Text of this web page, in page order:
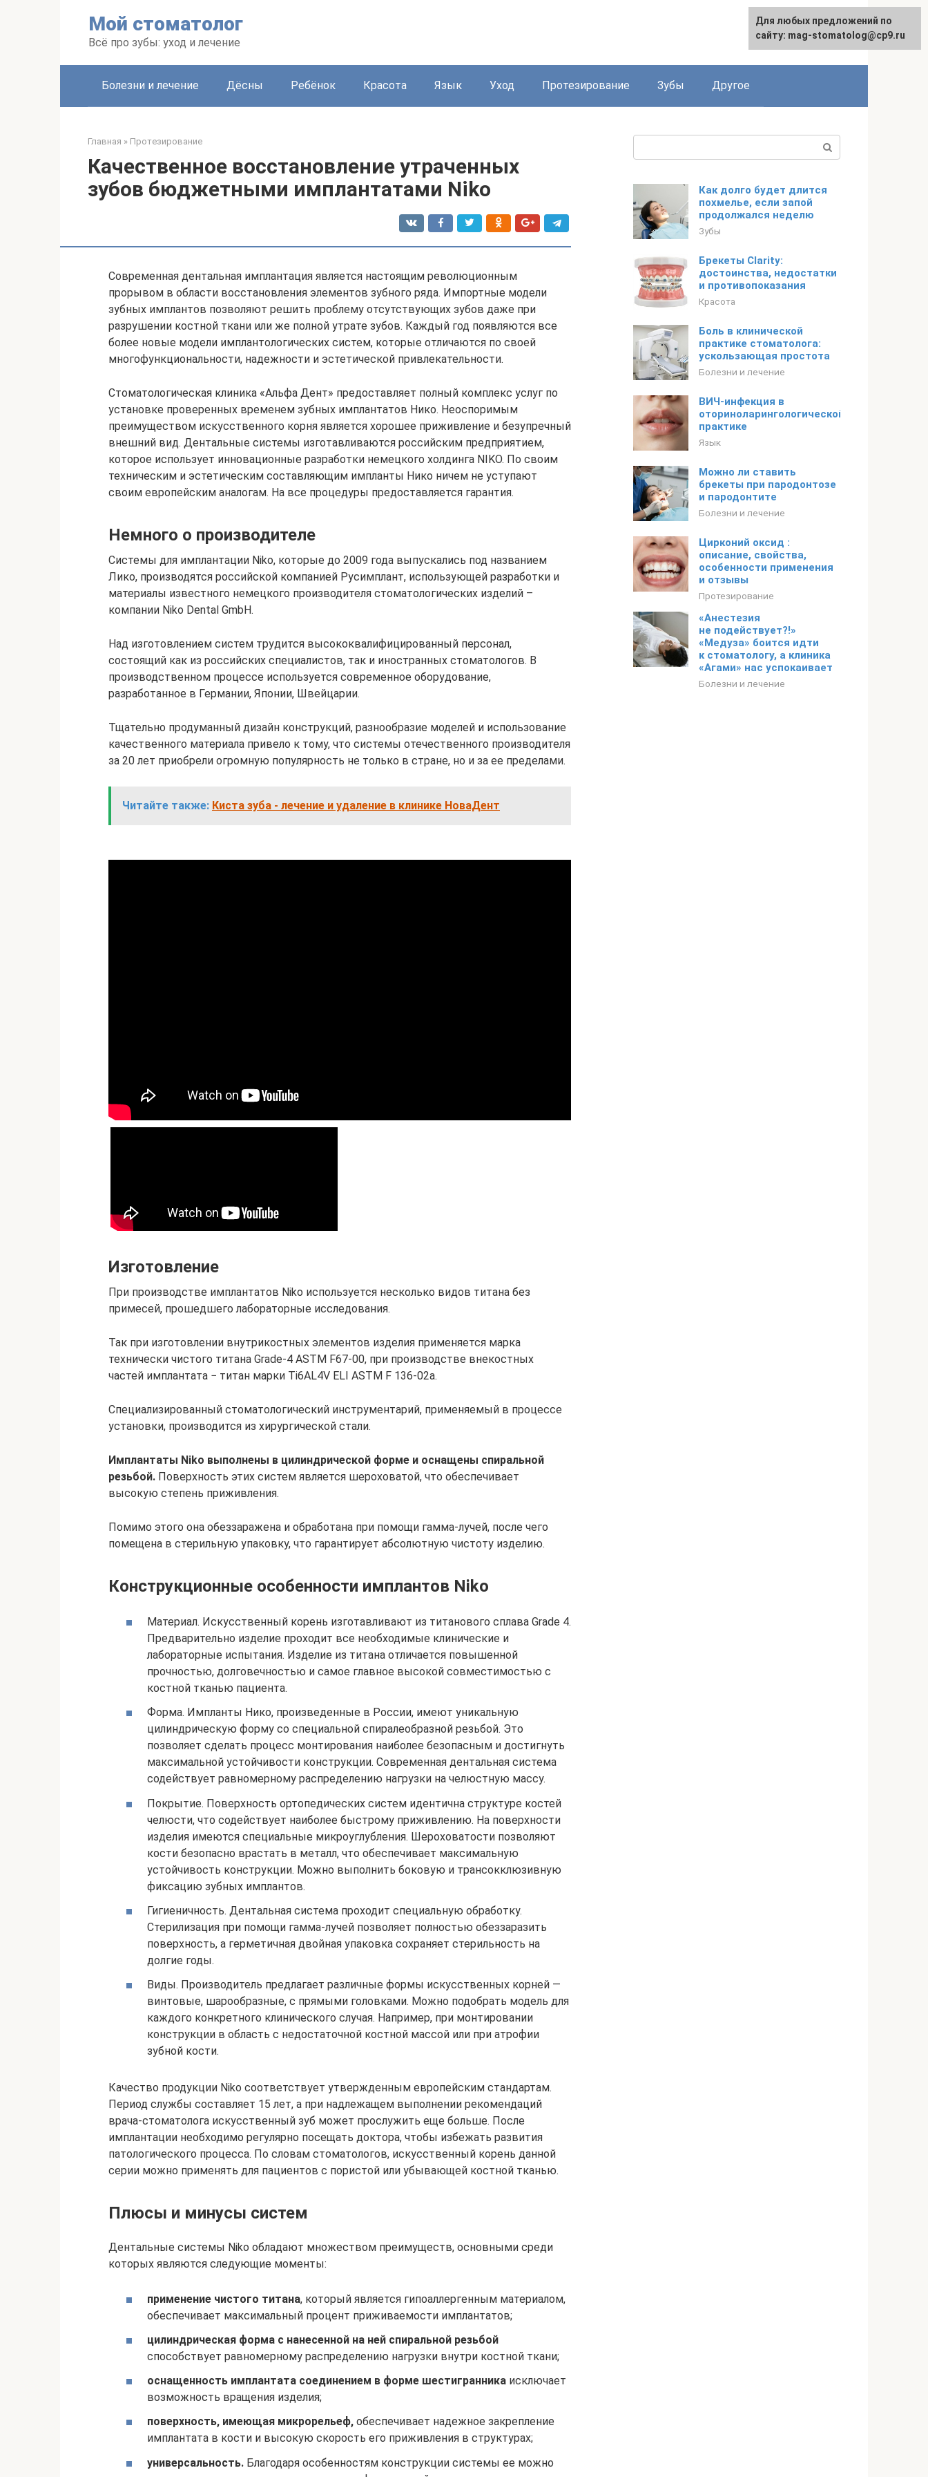
Мой стоматолог
Всё про зубы: уход и лечение
Болезни и лечение Дёсны Ребёнок Красота Язык Уход Протезирование Зубы Другое
Главная » Протезирование
Качественное восстановление утраченных
зубов бюджетными имплантатами Niko
Современная дентальная имплантация является настоящим революционным
прорывом в области восстановления элементов зубного ряда. Импортные модели
зубных имплантов позволяют решить проблему отсутствующих зубов даже при
разрушении костной ткани или же полной утрате зубов. Каждый год появляются все
более новые модели имплантологических систем, которые отличаются по своей
многофункциональности, надежности и эстетической привлекательности.
Стоматологическая клиника «Альфа Дент» предоставляет полный комплекс услуг по
установке проверенных временем зубных имплантатов Нико. Неоспоримым
преимуществом искусственного корня является хорошее приживление и безупречный
внешний вид. Дентальные системы изготавливаются российским предприятием,
которое использует инновационные разработки немецкого холдинга NIKO. По своим
техническим и эстетическим составляющим импланты Нико ничем не уступают
своим европейским аналогам. На все процедуры предоставляется гарантия.
Немного о производителе
Системы для имплантации Niko, которые до 2009 года выпускались под названием
Лико, производятся российской компанией Русимплант, использующей разработки и
материалы известного немецкого производителя стоматологических изделий –
компании Niko Dental GmbH.
Над изготовлением систем трудится высококвалифицированный персонал,
состоящий как из российских специалистов, так и иностранных стоматологов. В
производственном процессе используется современное оборудование,
разработанное в Германии, Японии, Швейцарии.
Тщательно продуманный дизайн конструкций, разнообразие моделей и использование
качественного материала привело к тому, что системы отечественного производителя
за 20 лет приобрели огромную популярность не только в стране, но и за ее пределами.
Читайте также: Киста зуба - лечение и удаление в клинике НоваДент
Изготовление
При производстве имплантатов Niko используется несколько видов титана без
примесей, прошедшего лабораторные исследования.
Так при изготовлении внутрикостных элементов изделия применяется марка
технически чистого титана Grade-4 ASTM F67-00, при производстве внекостных
частей имплантата − титан марки Ti6AL4V ELI ASTM F 136-02a.
Специализированный стоматологический инструментарий, применяемый в процессе
установки, производится из хирургической стали.
Имплантаты Niko выполнены в цилиндрической форме и оснащены спиральной
резьбой. Поверхность этих систем является шероховатой, что обеспечивает
высокую степень приживления.
Помимо этого она обеззаражена и обработана при помощи гамма-лучей, после чего
помещена в стерильную упаковку, что гарантирует абсолютную чистоту изделию.
Конструкционные особенности имплантов Niko
Материал. Искусственный корень изготавливают из титанового сплава Grade 4.
Предварительно изделие проходит все необходимые клинические и
лабораторные испытания. Изделие из титана отличается повышенной
прочностью, долговечностью и самое главное высокой совместимостью с
костной тканью пациента.
Форма. Импланты Нико, произведенные в России, имеют уникальную
цилиндрическую форму со специальной спиралеобразной резьбой. Это
позволяет сделать процесс монтирования наиболее безопасным и достигнуть
максимальной устойчивости конструкции. Современная дентальная система
содействует равномерному распределению нагрузки на челюстную массу.
Покрытие. Поверхность ортопедических систем идентична структуре костей
челюсти, что содействует наиболее быстрому приживлению. На поверхности
изделия имеются специальные микроуглубления. Шероховатости позволяют
кости безопасно врастать в металл, что обеспечивает максимальную
устойчивость конструкции. Можно выполнить боковую и трансокклюзивную
фиксацию зубных имплантов.
Гигиеничность. Дентальная система проходит специальную обработку.
Стерилизация при помощи гамма-лучей позволяет полностью обеззаразить
поверхность, а герметичная двойная упаковка сохраняет стерильность на
долгие годы.
Виды. Производитель предлагает различные формы искусственных корней —
винтовые, шарообразные, с прямыми головками. Можно подобрать модель для
каждого конкретного клинического случая. Например, при монтировании
конструкции в область с недостаточной костной массой или при атрофии
зубной кости.
Качество продукции Niko соответствует утвержденным европейским стандартам.
Период службы составляет 15 лет, а при надлежащем выполнении рекомендаций
врача-стоматолога искусственный зуб может прослужить еще больше. После
имплантации необходимо регулярно посещать доктора, чтобы избежать развития
патологического процесса. По словам стоматологов, искусственный корень данной
серии можно применять для пациентов с пористой или убывающей костной тканью.
Плюсы и минусы систем
Дентальные системы Niko обладают множеством преимуществ, основными среди
которых являются следующие моменты:
применение чистого титана, который является гипоаллергенным материалом,
обеспечивает максимальный процент приживаемости имплантатов;
цилиндрическая форма с нанесенной на ней спиральной резьбой
способствует равномерному распределению нагрузки внутри костной ткани;
оснащенность имплантата соединением в форме шестигранника исключает
возможность вращения изделия;
поверхность, имеющая микрорельеф, обеспечивает надежное закрепление
имплантата в кости и высокую скорость его приживления в структурах;
универсальность. Благодаря особенностям конструкции системы ее можно
Как долго будет длится
похмелье, если запой
продолжался неделю
Зубы
Брекеты Clarity:
достоинства, недостатки
и противопоказания
Красота
Боль в клинической
практике стоматолога:
ускользающая простота
Болезни и лечение
ВИЧ-инфекция в
оториноларингологической
практике
Язык
Можно ли ставить
брекеты при пародонтозе
и пародонтите
Болезни и лечение
Цирконий оксид :
описание, свойства,
особенности применения
и отзывы
Протезирование
«Анестезия
не подействует?!»
«Медуза» боится идти
к стоматологу, а клиника
«Агами» нас успокаивает
Болезни и лечение
Для любых предложений по
сайту: mag-stomatolog@cp9.ru